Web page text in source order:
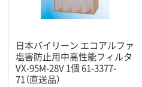
日本バイリーン エコアルファ
塩害防止用中高性能フィルタ
VX-95M-28V 1個 61-3377-
71（直送品）